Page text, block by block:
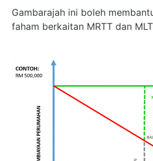
Gambarajah ini boleh
faham berkaitan MRTT dan